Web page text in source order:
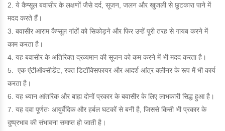
ये कैप्सूल बवासीर के लक्षणों जैसे दर्द, सूजन, जलन और खुजली से छुटकारा पाने में
मदद करते हैं।
बवासीर आराम कैप्सूल गांठों को सिकोड़ने और फिर उन्हें पूरी तरह से गायब करने में
काम करता है।
यह बवासीर के अतिरिक्त द्रव्यमान की सूजन को कम करने में भी मदद करता है।
एक एंटीऑक्सीडेंट, रक्त डिटॉक्सिफायर और आदर्श आंत्र क्लीनर के रूप में भी कार्य
करता है।
यह ध्यान आंतरिक और बाह्य दोनों प्रकार के बवासीर के लिए लाभकारी सिद्ध हुआ है।
यह दवा पूर्णतः आयुर्वेदिक और हर्बल घटकों से बनी है, जिससे किसी भी प्रकार के
दुष्प्रभाव की संभावना समाप्त हो जाती है।